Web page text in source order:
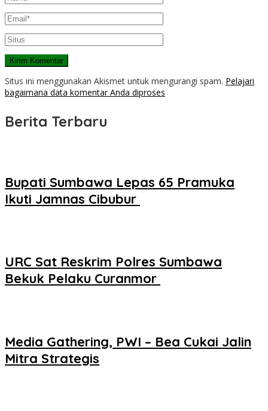
Situs ini menggunakan Akismet untuk mengurangi spam. Pelajari
bagaimana data komentar Anda diproses
Berita Terbaru
Bupati Sumbawa Lepas 65 Pramuka
Ikuti Jamnas Cibubur ‎
URC Sat Reskrim Polres Sumbawa
Bekuk Pelaku Curanmor ‎
Media Gathering, PWI – Bea Cukai Jalin
Mitra Strategis